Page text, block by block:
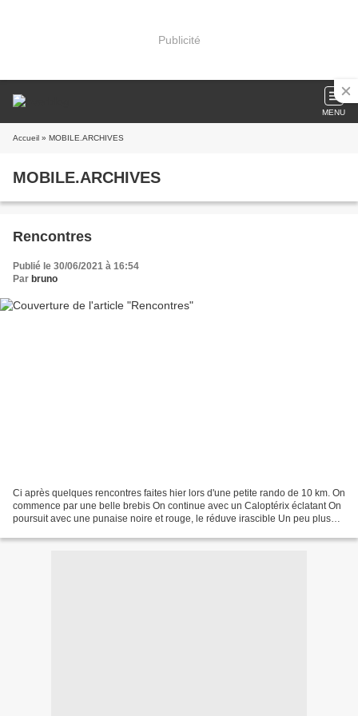
Publicité
MENU
Accueil » MOBILE.ARCHIVES
MOBILE.ARCHIVES
Rencontres
Publié le 30/06/2021 à 16:54
Par bruno
Ci après quelques rencontres faites hier lors d'une petite rando de 10 km. On
commence par une belle brebis On continue avec un Caloptérix éclatant On
poursuit avec une punaise noire et rouge, le réduve irascible Un peu plus